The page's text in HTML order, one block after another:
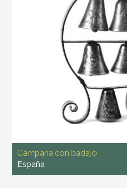
Campana con badajo
España